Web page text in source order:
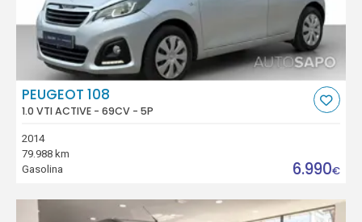
PEUGEOT 108
1.0 VTI ACTIVE - 69CV - 5P
2014
79.988 km
Gasolina
6.990€